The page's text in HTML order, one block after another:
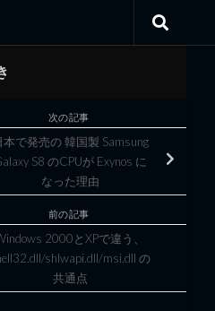
次の記事
本で発売の 韓国製 Samsung
S8 のCPUが Exynos に
なった理由
前の記事
2000とXPで違う、
shlwapi.dll/msi.dll の
共通点